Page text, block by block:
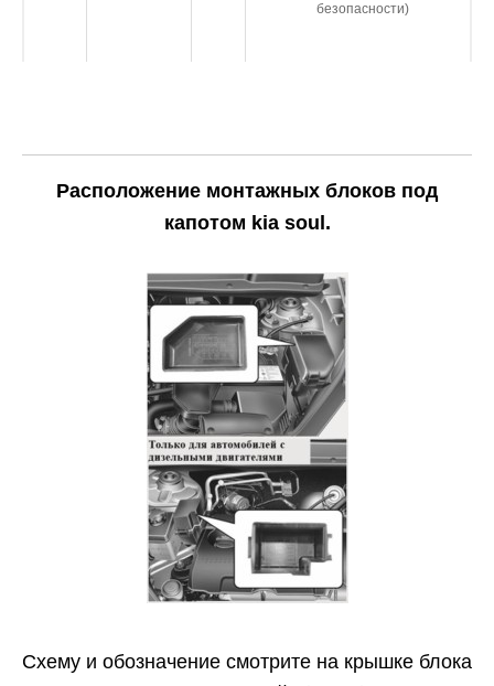
безопасности)
Расположение монтажных блоков под
капотом kia soul.
Схему и обозначение смотрите на крышке блока